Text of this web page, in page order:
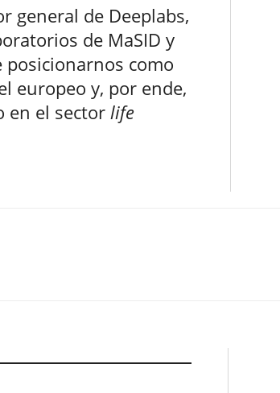
general de Deeplabs,
de MaSID y
posicionarnos como
europeo y, por ende,
en el sectorlife